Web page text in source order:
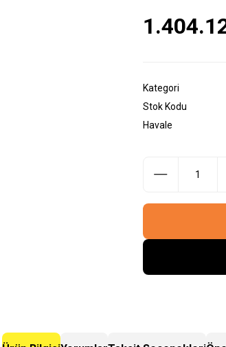
Kategori
Stok Kodu
Havale